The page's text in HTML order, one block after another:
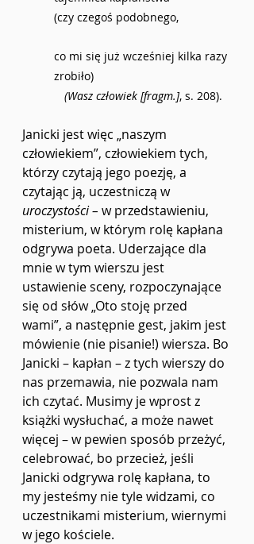
(czy czegoś podobnego,
co mi się już wcześniej kilka razy
zrobiło)
(Wasz człowiek [fragm.], s. 208).
Janicki jest więc „naszym
człowiekiem”, człowiekiem tych,
którzy czytają jego poezję, a
czytając ją, uczestniczą w
uroczystości – w przedstawieniu,
misterium, w którym rolę kapłana
odgrywa poeta. Uderzające dla
mnie w tym wierszu jest
ustawienie sceny, rozpoczynające
się od słów „Oto stoję przed
wami”, a następnie gest, jakim jest
mówienie (nie pisanie!) wiersza. Bo
Janicki – kapłan – z tych wierszy do
nas przemawia, nie pozwala nam
ich czytać. Musimy je wprost z
książki wysłuchać, a może nawet
więcej – w pewien sposób przeżyć,
celebrować, bo przecież, jeśli
Janicki odgrywa rolę kapłana, to
my jesteśmy nie tyle widzami, co
uczestnikami misterium, wiernymi
w jego kościele.